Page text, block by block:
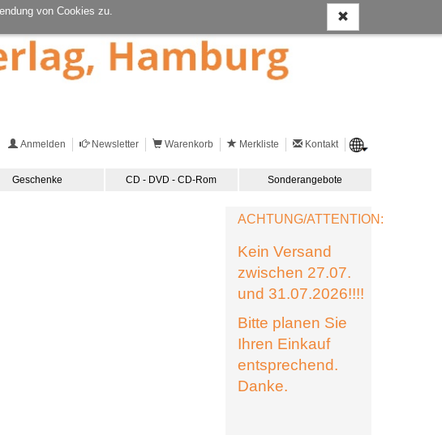
von Cookies zu.
Anmelden Newsletter Warenkorb Merkliste Kontakt
Geschenke CD - DVD - CD-Rom Sonderangebote
ACHTUNG/ATTENTION:
Kein Versand
zwischen 27.07.
und 31.07.2026!!!!
Bitte planen Sie
Ihren Einkauf
entsprechend.
Danke.